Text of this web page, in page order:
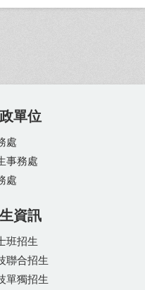
單位
處
事務處
處
資訊
班招生
聯合招生
單獨招生